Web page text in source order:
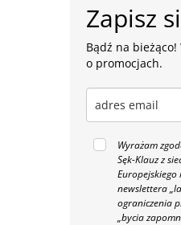
Zapisz
Bądź na
o promocjach.
Wyrażam
Sęk-Klauz z
newslettera
ograniczenia
„bycia